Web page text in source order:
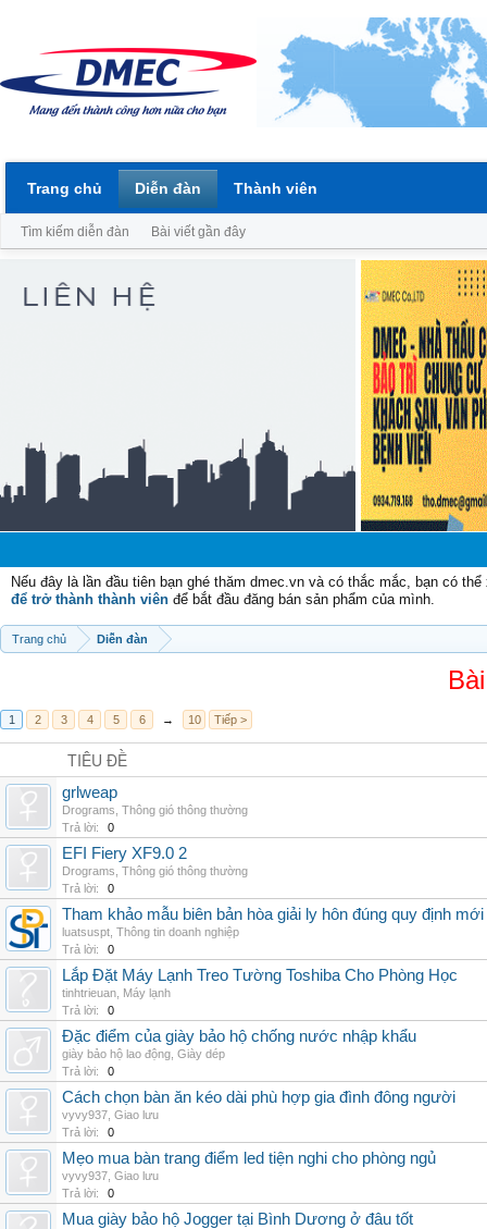
Nếu đây là lần đầu tiên bạn ghé thăm dmec.vn và có thắc mắc, bạn có
để trở thành thành viên để bắt đầu đăng bán sản phẩm của mình.
Trang chủ Diễn đàn
1 2 3 4 5 6 → 10 Tiếp >
TIÊU ĐỀ
grlweap
Drograms Thông gió thông thường
Trả lời:
0
EFI Fiery XF9.0 2
Drograms Thông gió thông thường
Trả lời:
0
Tham khảo mẫu biên bản hòa giải ly hôn đúng quy định mới
luatsuspt Thông tin doanh nghiệp
Trả lời:
0
Lắp Đặt Máy Lạnh Treo Tường Toshiba Cho Phòng Học
tinhtrieuan Máy lạnh
Trả lời:
0
Đặc điểm của giày bảo hộ chống nước nhập khẩu
giày bảo hộ lao động Giày dép
Trả lời:
0
Cách chọn bàn ăn kéo dài phù hợp gia đình đông người
vyvy937 Giao lưu
Trả lời:
0
Mẹo mua bàn trang điểm led tiện nghi cho phòng ngủ
vyvy937 Giao lưu
Trả lời:
0
Mua giày bảo hộ Jogger tại Bình Dương ở đâu tốt
Trang chủ Diễn đàn
Tìm kiếm diễn đàn Bài viết gần đây
Thành viên